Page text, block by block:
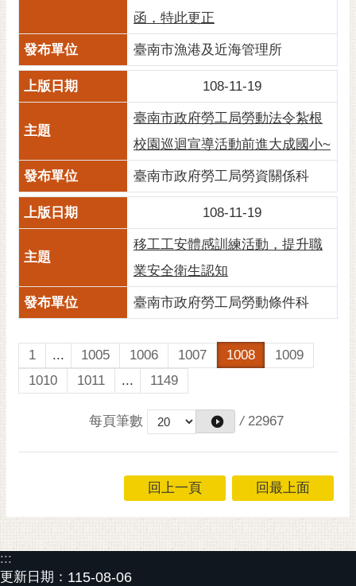
函，特此更正
臺南市漁港及近海管理所
108-11-19
臺南市政府勞工局勞動法令紮根
校園巡迴宣導活動前進大成國小~
臺南市政府勞工局勞資關係科
108-11-19
移工工安體感訓練活動，提升職
業安全衛生認知
臺南市政府勞工局勞動條件科
1 ... 1005 1006 1007 1008
1009
1010
1011 ... 1149
每頁筆數 / 22967
回上一頁 回最上面
:::
更新日期： 115-08-06